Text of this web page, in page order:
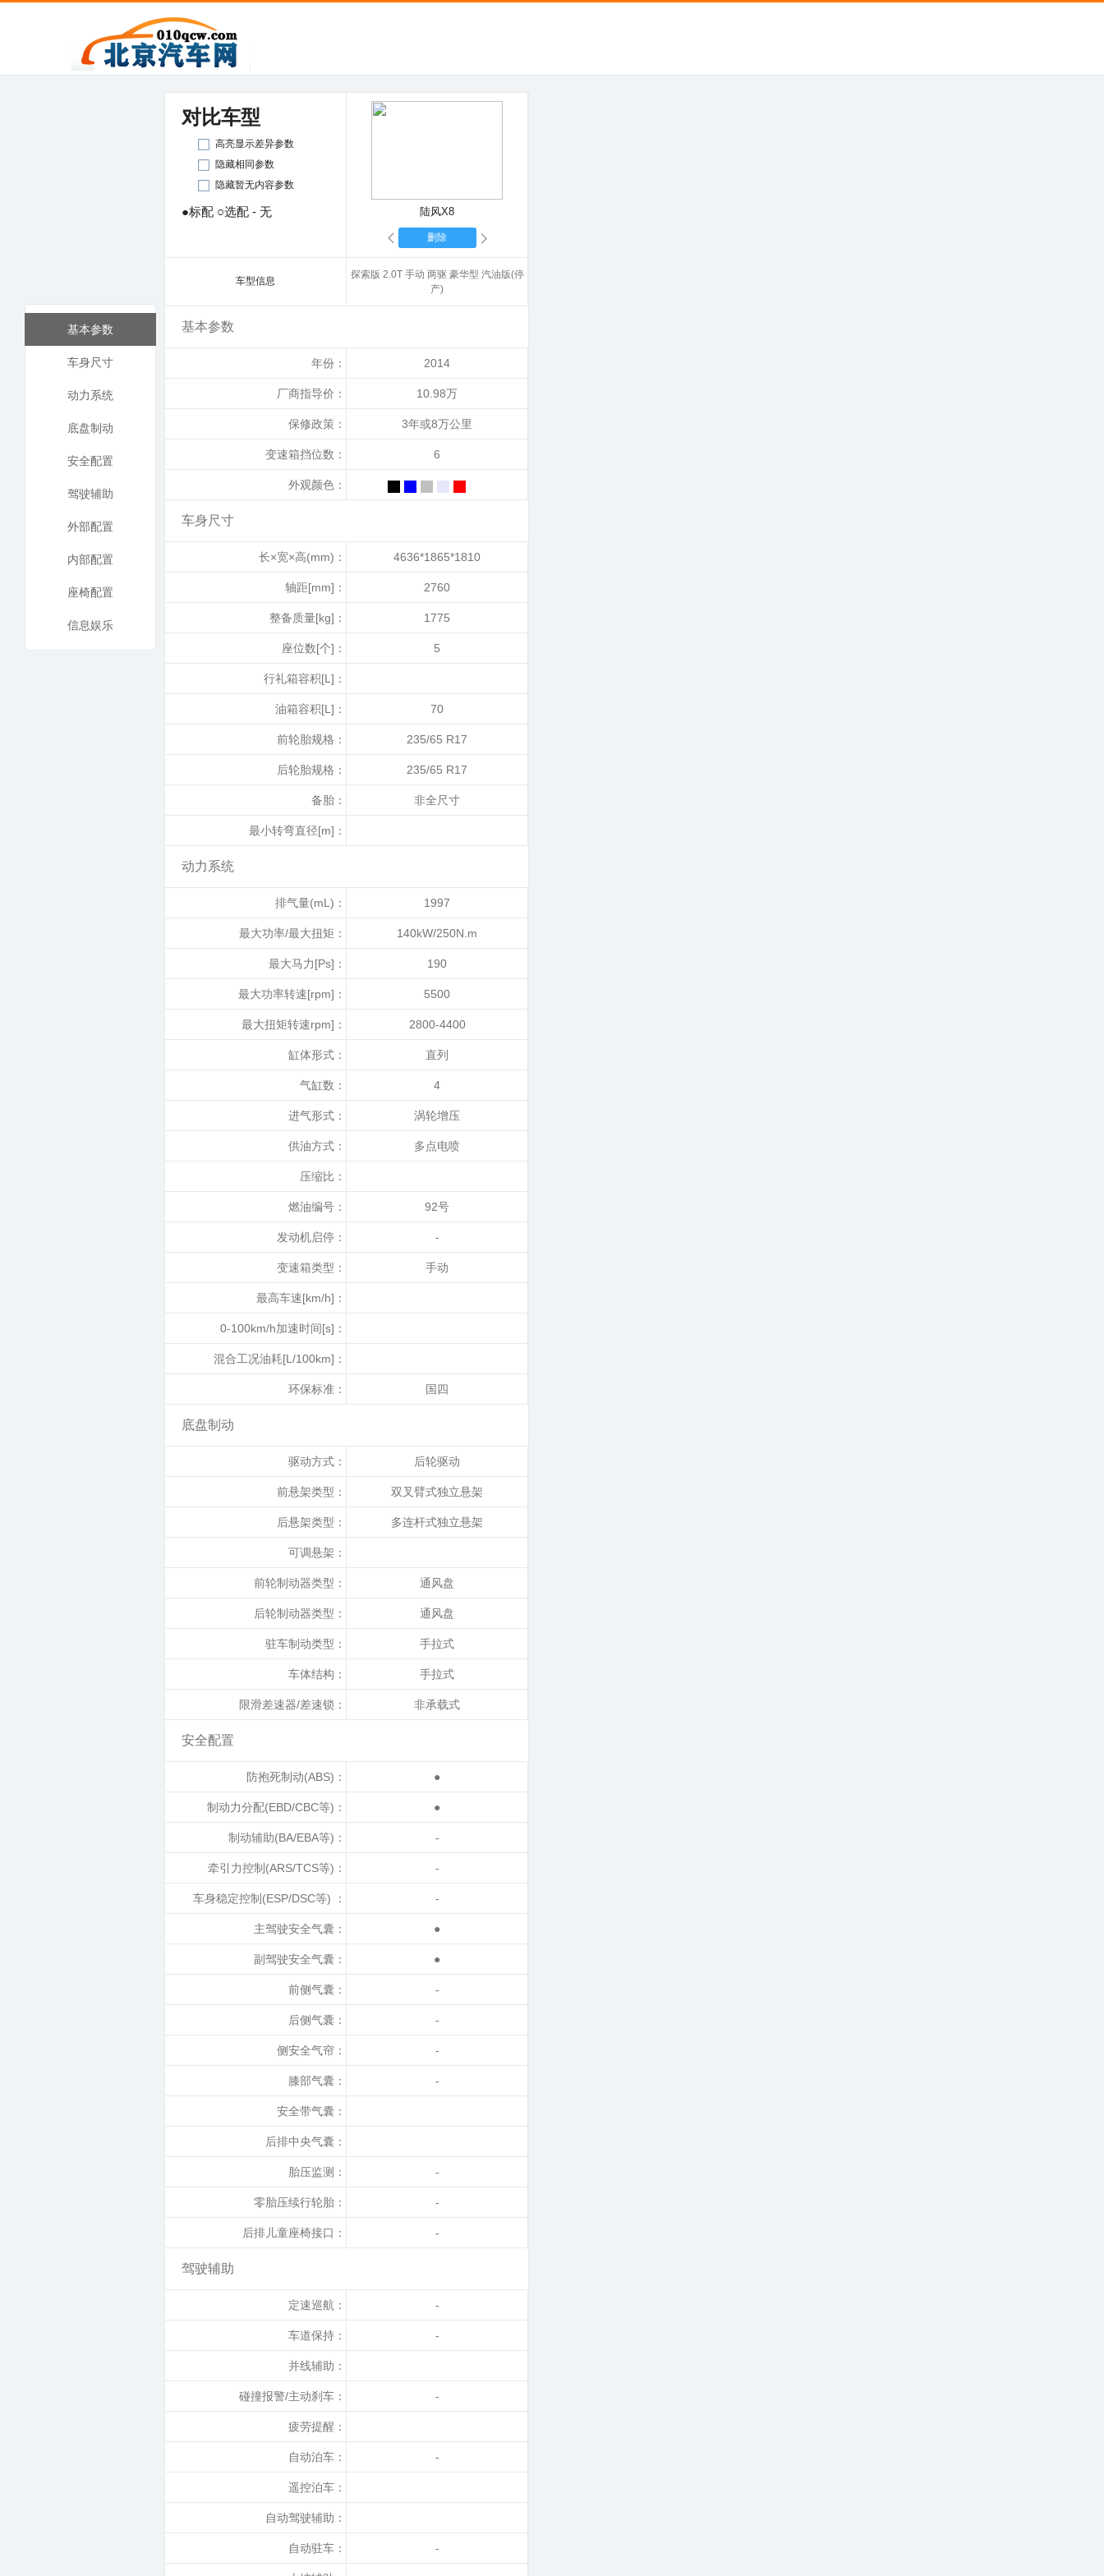
对比车型
高亮显示差异参数
隐藏相同参数
隐藏暂无内容参数
●标配 ○选配 - 无 陆风X8
删除
车型信息
探索版 2.0T 手动 两驱 豪华型 汽油版(停
产)
基本参数
年份： 2014
厂商指导价： 10.98万
保修政策： 3年或8万公里
变速箱挡位数： 6
外观颜色：
车身尺寸
长×宽×高(mm)： 4636*1865*1810
轴距[mm]： 2760
整备质量[kg]： 1775
座位数[个]： 5
行礼箱容积[L]：
油箱容积[L]： 70
前轮胎规格： 235/65 R17
后轮胎规格： 235/65 R17
备胎： 非全尺寸
最小转弯直径[m]：
动力系统
排气量(mL)： 1997
最大功率/最大扭矩： 140kW/250N.m
最大马力[Ps]： 190
最大功率转速[rpm]： 5500
最大扭矩转速rpm]： 2800-4400
缸体形式： 直列
气缸数： 4
进气形式： 涡轮增压
供油方式： 多点电喷
压缩比：
燃油编号： 92号
发动机启停： -
变速箱类型： 手动
最高车速[km/h]：
0-100km/h加速时间[s]：
混合工况油耗[L/100km]：
环保标准： 国四
底盘制动
驱动方式： 后轮驱动
前悬架类型： 双叉臂式独立悬架
后悬架类型： 多连杆式独立悬架
可调悬架：
前轮制动器类型： 通风盘
后轮制动器类型： 通风盘
驻车制动类型： 手拉式
车体结构： 手拉式
限滑差速器/差速锁： 非承载式
安全配置
防抱死制动(ABS)： ●
制动力分配(EBD/CBC等)： ●
制动辅助(BA/EBA等)： -
牵引力控制(ARS/TCS等)： -
车身稳定控制(ESP/DSC等) ： -
主驾驶安全气囊： ●
副驾驶安全气囊： ●
前侧气囊： -
后侧气囊： -
侧安全气帘： -
膝部气囊： -
安全带气囊：
后排中央气囊：
胎压监测： -
零胎压续行轮胎： -
后排儿童座椅接口： -
驾驶辅助
定速巡航： -
车道保持： -
并线辅助：
碰撞报警/主动刹车： -
疲劳提醒：
自动泊车： -
遥控泊车：
自动驾驶辅助：
自动驻车： -
基本参数
车身尺寸
动力系统
底盘制动
安全配置
驾驶辅助
外部配置
内部配置
座椅配置
信息娱乐